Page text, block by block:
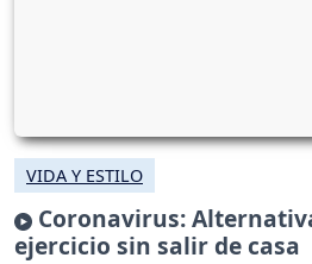
VIDA Y ESTILO
Coronavirus:
ejercicio sin salir de casa